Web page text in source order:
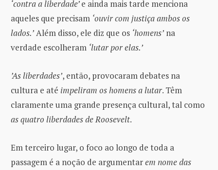
‘contra a liberdade’e ainda mais tarde menciona
aqueles que precisam ‘ouvir com justiça ambos os
lados.’Além disso, ele diz que os ‘homens’ na
verdade escolheram ‘lutar por elas.’
’As liberdades’, então, provocaram debates na
cultura e até impeliram os homens a lutar. Têm
claramente uma grande presença cultural, tal como
as quatro liberdades de Roosevelt.
Em terceiro lugar, o foco ao longo de toda a
passagem é a noção de argumentarem nome das